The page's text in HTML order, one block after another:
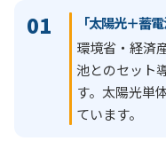
01 「太陽光＋蓄
環境省・経済
池とのセット
す。太陽光単
ています。